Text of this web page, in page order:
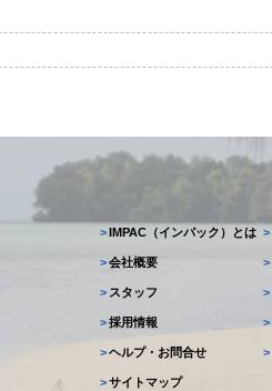
> IMPAC（インパック）とは
>会社概要
> スタッフ
>採用情報
>ヘルプ・お問合せ
>サイトマップ
>
>
>
>
>